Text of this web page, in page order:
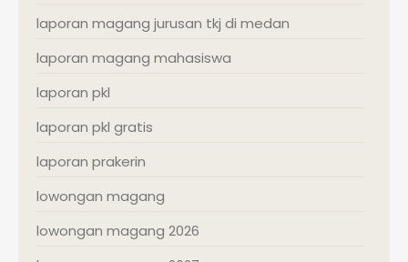
laporan magang jurusan tkj di medan
laporan magang mahasiswa
laporan pkl
laporan pkl gratis
laporan prakerin
lowongan magang
lowongan magang 2026